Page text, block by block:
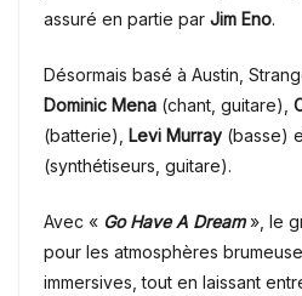
assuré en partie par Jim Eno.
Désormais basé à Austin,
Dominic Mena (chant, guitare),
(batterie), Levi Murray (basse)
(synthétiseurs, guitare).
Avec « Go Have A Dream», le
pour les atmosphères
immersives, tout en laissant